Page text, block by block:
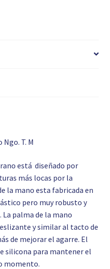
T. M
está diseñado por
más locas por la
la mano esta fabricada en
pero muy robusto y
La palma de la mano
y similar al tacto de
de mejorar el agarre. El
silicona para mantener el
momento.